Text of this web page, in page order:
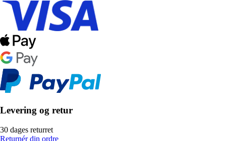
Levering og retur
30 dages returret
Returnér din ordre